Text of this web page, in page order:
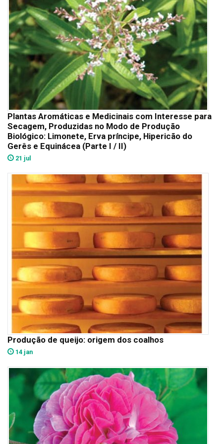
Plantas Aromáticas e Medicinais com Interesse para
Secagem, Produzidas no Modo de Produção
Biológico: Limonete, Erva príncipe, Hipericão do
Gerês e Equinácea (Parte I / II)
21 jul
Produção de queijo: origem dos coalhos
14 jan